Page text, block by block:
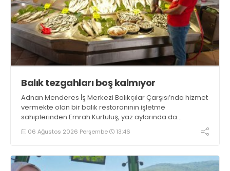
Balık tezgahları boş kalmıyor
Adnan Menderes İş Merkezi Balıkçılar Çarşısı’nda hizmet
vermekte olan bir balık restoranının işletme
sahiplerinden Emrah Kurtuluş, yaz aylarında da
tezgahlarda taze balık bulunduğunu ifade ederek “Yıl
boyunca tezgahlarda taze balık bulmak mümkün
06 Ağustos 2026 Perşembe 13:46